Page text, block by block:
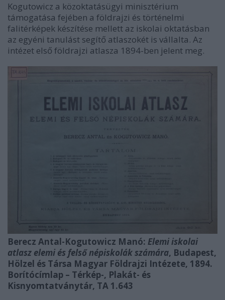
Kogutowicz a közoktatásügyi minisztérium
támogatása fejében a földrajzi és történelmi
falitérképek készítése mellett az iskolai oktatásban
az egyéni tanulást segítő atlaszokét is vállalta. Az
intézet első földrajzi atlasza 1894-ben jelent meg.
Berecz Antal-Kogutowicz Manó: Elemi iskolai
atlasz elemi és felső népiskolák számára, Budapest,
Hölzel és Társa Magyar Földrajzi Intézete, 1894.
Borítócímlap – Térkép-, Plakát- és
Kisnyomtatványtár, TA 1.643